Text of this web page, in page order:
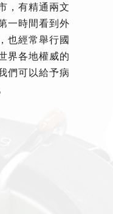
，有精通兩文
一時間看到外
也經常舉行國
界各地權威的
們可以給予病